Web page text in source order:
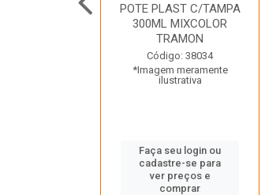
POTE PLAST C/TAMPA
300ML MIXCOLOR
TRAMON
Código: 38034
*Imagem meramente
ilustrativa
Faça seu login ou
cadastre-se para
ver preços e
comprar